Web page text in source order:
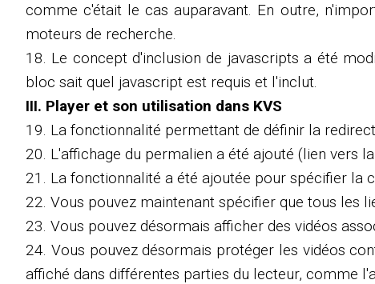
comme c'était le cas auparavant. En outre,
moteurs de recherche.
18. Le concept d'inclusion de javascripts a été
bloc sait quel javascript est requis et l'inclut.
III. Player et son utilisation dans KVS
19. La fonctionnalité permettant de définir la
20. L'affichage du permalien a été ajouté (lien vers
21. La fonctionnalité a été ajoutée pour spécifier la
22. Vous pouvez maintenant spécifier que tous les
23. Vous pouvez désormais afficher des vidéos
24. Vous pouvez désormais protéger les vidéos
affiché dans différentes parties du lecteur, comme